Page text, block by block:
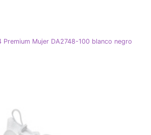
Premium Mujer DA2748-100 blanco negro